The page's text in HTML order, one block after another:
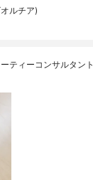
ルチア)
ティーコンサルタント